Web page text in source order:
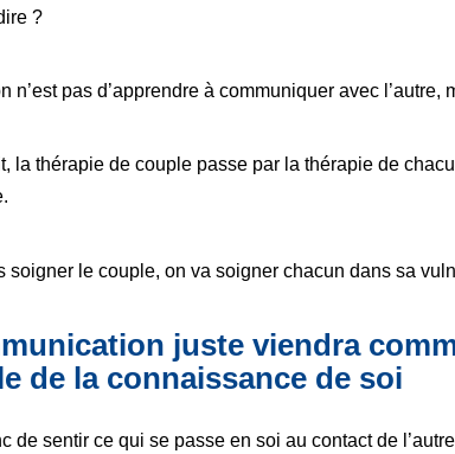
?
n’est pas d’apprendre à communiquer avec
la thérapie de couple passe par la thérapie de
soigner le couple, on va soigner chacun dans sa
juste viendra
de la connaissance de soi
de sentir ce qui se passe en soi au contact de